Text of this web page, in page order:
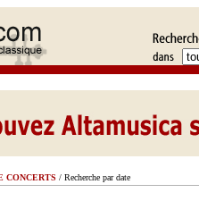
CONCERTS / Recherche par date